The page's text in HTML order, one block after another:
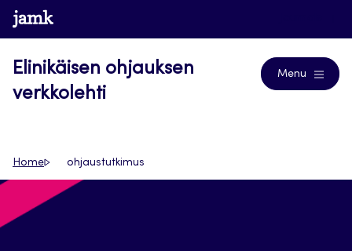
Siirry
suoraan
www.jamk.fi
Elinikäisen ohjauksen
verkkolehti
Menu
Home ohjaustutkimus